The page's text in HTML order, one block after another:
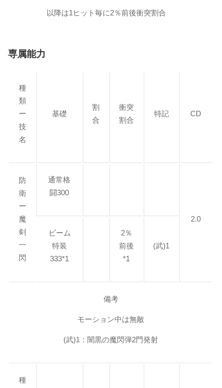
以降は1ヒット毎に2％前後衝突割合
専属能力
種
類
ー
技
名
基礎
割
合
衝突
割合
特記 CD
防
衛
ー
魔
剣
一
閃
通常格
闘300
2.0
ビーム
特装
333*1
2％
前後
*1
(武)1
備考
モーション中は無敵
(武)1：闇黒の魔閃弾2門発射
種